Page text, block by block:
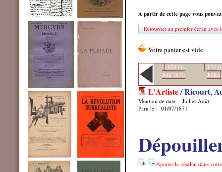
A partir de cette page vous
Retourner au premier écran avec
1870.06
Juin 1870
Juillet
L'Artiste/ Ricourt,
Mention de date : Juillet-Août
Paru le : 01/07/1871
Ajouter le résultat dans